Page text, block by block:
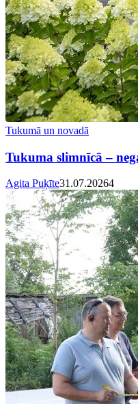
Tukumā un novadā
Tukuma slimnīcā –
Agita Puķīte31.07.20264